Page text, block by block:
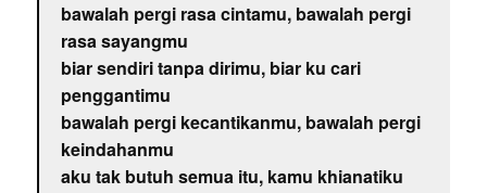
bawalah pergi rasa cintamu, bawalah pergi
rasa sayangmu
biar sendiri tanpa dirimu, biar ku cari
penggantimu
bawalah pergi kecantikanmu, bawalah pergi
keindahanmu
aku tak butuh semua itu, kamu khianatiku